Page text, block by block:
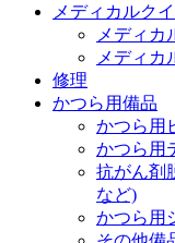
メディカルク
メディカ
メディカ
修理
かつら用備品
かつら用
かつら用
抗がん剤
など)
かつら用